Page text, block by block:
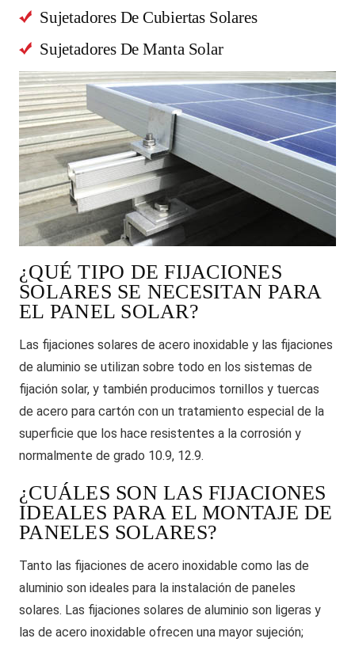
Sujetadores De Cubiertas Solares
Sujetadores De Manta Solar
¿QUÉ TIPO DE FIJACIONES
SOLARES SE NECESITAN PARA
EL PANEL SOLAR?
Las fijaciones solares de acero inoxidable y las fijaciones
de aluminio se utilizan sobre todo en los sistemas de
fijación solar, y también producimos tornillos y tuercas
de acero para cartón con un tratamiento especial de la
superficie que los hace resistentes a la corrosión y
normalmente de grado 10.9, 12.9.
¿CUÁLES SON LAS FIJACIONES
IDEALES PARA EL MONTAJE DE
PANELES SOLARES?
Tanto las fijaciones de acero inoxidable como las de
aluminio son ideales para la instalación de paneles
solares. Las fijaciones solares de aluminio son ligeras y
las de acero inoxidable ofrecen una mayor sujeción;